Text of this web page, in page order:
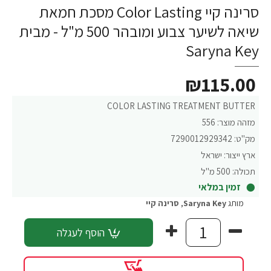
סרינה קיי Color Lasting מסכת חמאת
שיאה לשיער צבוע ומובהר 500 מ"ל - מבית
Saryna Key
COLOR LASTING TREATMENT BUTTER
מזהה מוצר: 556
מק"ט: 7290012929342
ארץ ייצור: ישראל
תכולה: 500 מ"ל
זמין במלאי
₪115.00
מותגSaryna Key
, סרינה קיי
הוסף לעגלה